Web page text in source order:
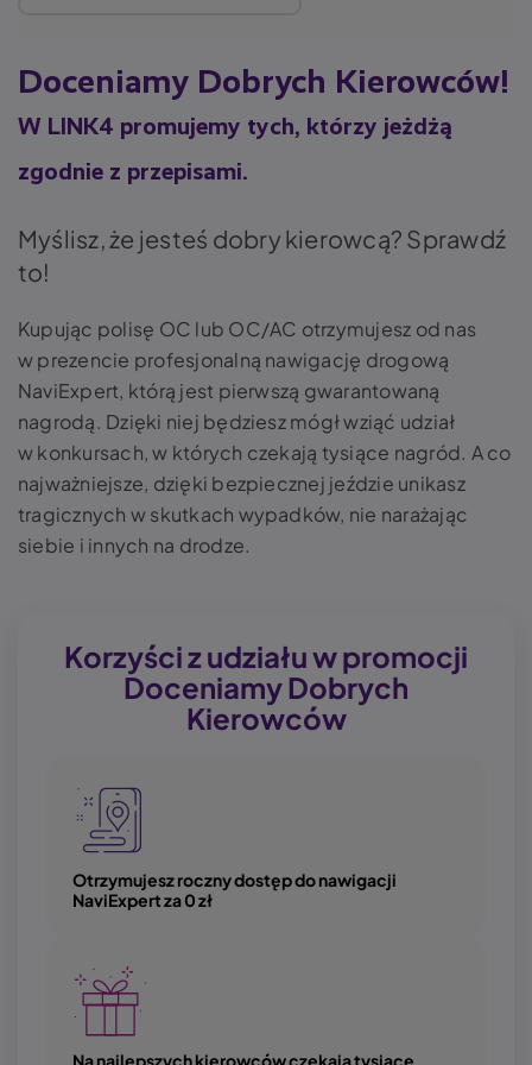
Doceniamy Dobrych Kierowców!
W LINK4 promujemy tych, którzy jeżdżą
zgodnie z przepisami.
Myślisz, że jesteś dobry kierowcą? Sprawdź
to!
Kupując polisę OC lub OC/AC otrzymujesz od nas
w prezencie profesjonalną nawigację drogową
NaviExpert, którą jest pierwszą gwarantowaną
nagrodą. Dzięki niej będziesz mógł wziąć udział
w konkursach, w których czekają tysiące nagród. A co
najważniejsze, dzięki bezpiecznej jeździe unikasz
tragicznych w skutkach wypadków, nie narażając
siebie i innych na drodze.
Korzyści z udziału w promocji
Doceniamy Dobrych
Kierowców
Image
Otrzymujesz roczny dostęp do nawigacji
NaviExpert za 0 zł
Image
Na najlepszych kierowców czekają tysiące